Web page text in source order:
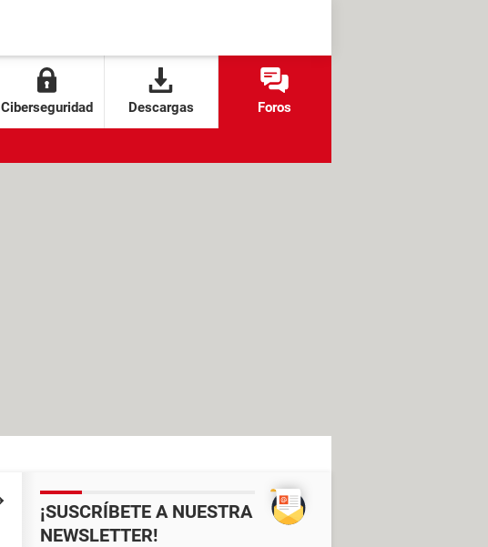
Ciberseguridad Descargas Foros
¡SUSCRÍBETE A NUESTRA
NEWSLETTER!